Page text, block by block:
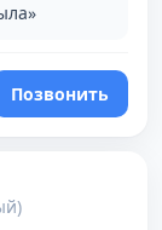
Позвонить